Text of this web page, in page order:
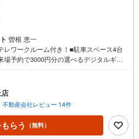
曽根 恵一
レワークルーム付き！■駐車スペース4台
場予約で3000円分の選べるデジタルギフ
数店舗で展開中！こちらでは当社の強み
てご紹介！1.＜豊富な不動産知識＞戸
土地...と種別を問わず不動産を取り扱っ
教育施設や商業施設、子育て環境や行政
を総合し、お客様により良い物件選びをし
しっかりとサポートさせて頂きます。2.＜
不動産会社レビュー 14件
らう （無料）